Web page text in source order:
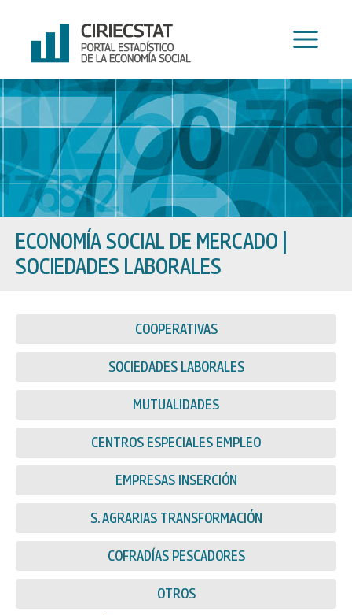
contenido
ECONOMÍA SOCIAL DE MERCADO
SOCIEDADES LABORALES
COOPERATIVAS
SOCIEDADES LABORALES
MUTUALIDADES
CENTROS ESPECIALES EMPLEO
EMPRESAS INSERCIÓN
S. AGRARIAS TRANSFORMACIÓN
COFRADÍAS PESCADORES
OTROS